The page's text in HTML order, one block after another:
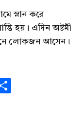
স্নান করে
হয়। এদিন অষ্টমী
লোকজন আসেন।